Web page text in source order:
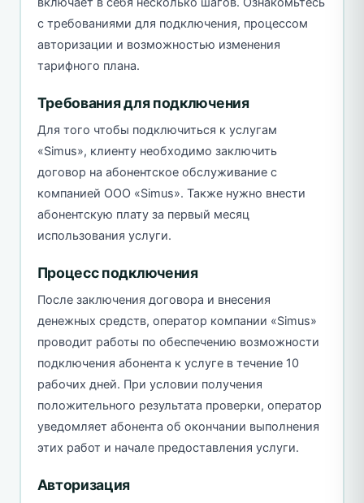
с требованиями для подключения, процессом
авторизации и возможностью изменения
тарифного плана.
Требования для подключения
Для того чтобы подключиться к услугам
«Simus», клиенту необходимо заключить
договор на абонентское обслуживание с
компанией ООО «Simus». Также нужно внести
абонентскую плату за первый месяц
использования услуги.
Процесс подключения
После заключения договора и внесения
денежных средств, оператор компании «Simus»
проводит работы по обеспечению возможности
подключения абонента к услуге в течение 10
рабочих дней. При условии получения
положительного результата проверки, оператор
уведомляет абонента об окончании выполнения
этих работ и начале предоставления услуги.
Авторизация